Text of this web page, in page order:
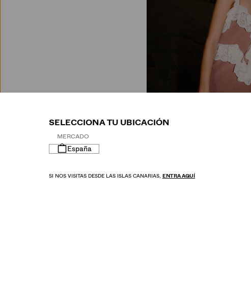
SELECCIONA TU UBICACIÓN
MERCADO
España
SI NOS VISITAS DESDE LAS ISLAS CANARIAS, ENTRA AQUÍ